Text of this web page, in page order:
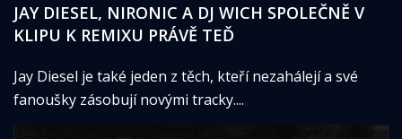
JAY DIESEL, NIRONIC A DJ WICH SPOLEČNĚ V
KLIPU K REMIXU PRÁVĚ TEĎ
Jay Diesel je také jeden z těch, kteří nezahálejí a své
fanoušky zásobují novými tracky....